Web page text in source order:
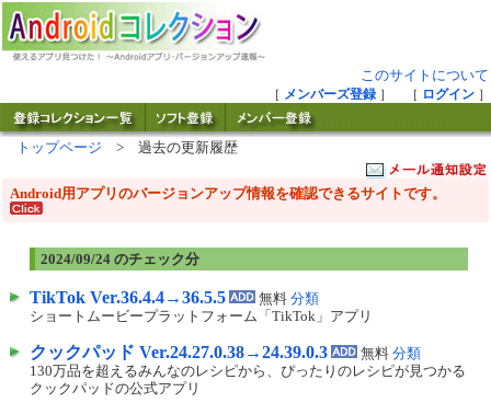
このサイトについて
［ メンバーズ登録］ ［ ログイン ］
トップページ > 過去の更新履歴
Android用アプリのバージョンアップ情報を確認できるサイトです。
2024/09/24 のチェック分
TikTok Ver.36.4.4→36.5.5 無料 分類
ショートムービープラットフォーム「TikTok」アプリ
クックパッド Ver.24.27.0.38→24.39.0.3 無料 分類
130万品を超えるみんなのレシピから、ぴったりのレシピが見つかる
クックパッドの公式アプリ